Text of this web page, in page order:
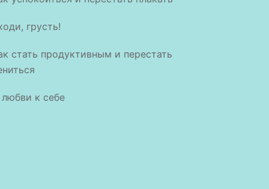
грусть!
стать продуктивным и перестать
к себе